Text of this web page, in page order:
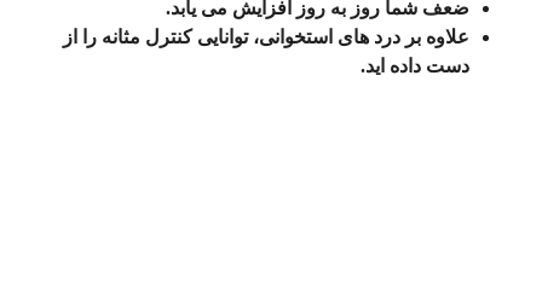
ضعف شما روز به روز افزایش می‌ یابد.
علاوه بر درد های استخوانی، توانایی کنترل مثانه را از
دست داده اید.